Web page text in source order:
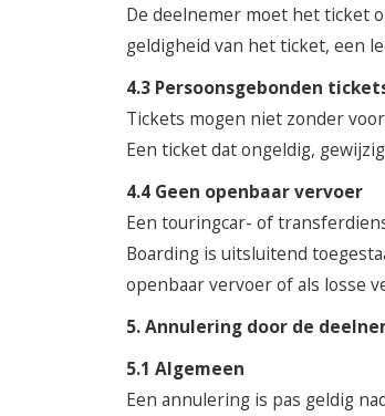
De deelnemer moet het ticket
geldigheid van het ticket, een
4.3 Persoonsgebonden
Tickets mogen niet zonder
Een ticket dat ongeldig,
4.4 Geen openbaar vervoer
Een touringcar- of
Boarding is uitsluitend
openbaar vervoer of als losse
5. Annulering door de
5.1 Algemeen
Een annulering is pas geldig